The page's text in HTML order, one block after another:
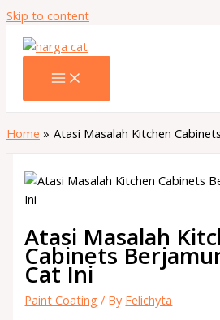
Skip to content
Home Atasi Masalah Kitchen
Atasi Masalah
Cabinets
Cat Ini
Paint Coating / By Felichyta